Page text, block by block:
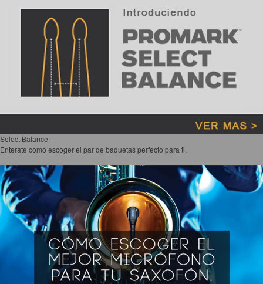
Select Balance
Enterate como escoger el par de baquetas perfecto para ti.